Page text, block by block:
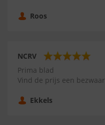
Roos
NCRV
Prima blad
Vind de prijs een bezwaar
Ekkels